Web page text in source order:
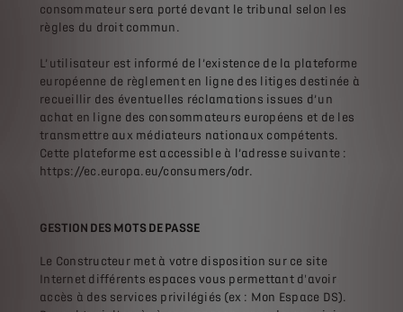
consommateur sera porté devant le tribunal selon les
règles du droit commun.
L’utilisateur est informé de l’existence de la plateforme
européenne de règlement en ligne des litiges destinée à
recueillir des éventuelles réclamations issues d’un
achat en ligne des consommateurs européens et de les
transmettre aux médiateurs nationaux compétents.
Cette plateforme est accessible à l’adresse suivante :
https://ec.europa.eu/consumers/odr.
GESTION DES MOTS DE PASSE
Le Constructeur met à votre disposition sur ce site
Internet différents espaces vous permettant d'avoir
accès à des services privilégiés (ex : Mon Espace DS).